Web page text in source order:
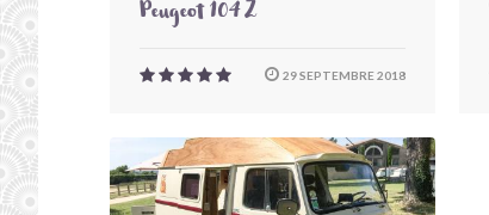
Peugeot 104 Z
29 SEPTEMBRE 2018